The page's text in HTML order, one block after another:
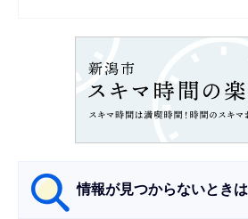
情報が見つからないときは